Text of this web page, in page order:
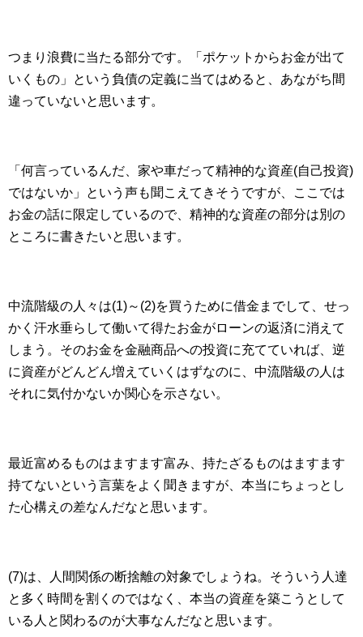
つまり浪費に当たる部分です。「ポケットからお金が出て
いくもの」という負債の定義に当てはめると、あながち間
違っていないと思います。
「何言っているんだ、家や車だって精神的な資産(自己投資)
ではないか」という声も聞こえてきそうですが、ここでは
お金の話に限定しているので、精神的な資産の部分は別の
ところに書きたいと思います。
中流階級の人々は(1)～(2)を買うために借金までして、せっ
かく汗水垂らして働いて得たお金がローンの返済に消えて
しまう。そのお金を金融商品への投資に充てていれば、逆
に資産がどんどん増えていくはずなのに、中流階級の人は
それに気付かないか関心を示さない。
最近富めるものはますます富み、持たざるものはますます
持てないという言葉をよく聞きますが、本当にちょっとし
た心構えの差なんだなと思います。
(7)は、人間関係の断捨離の対象でしょうね。そういう人達
と多く時間を割くのではなく、本当の資産を築こうとして
いる人と関わるのが大事なんだなと思います。